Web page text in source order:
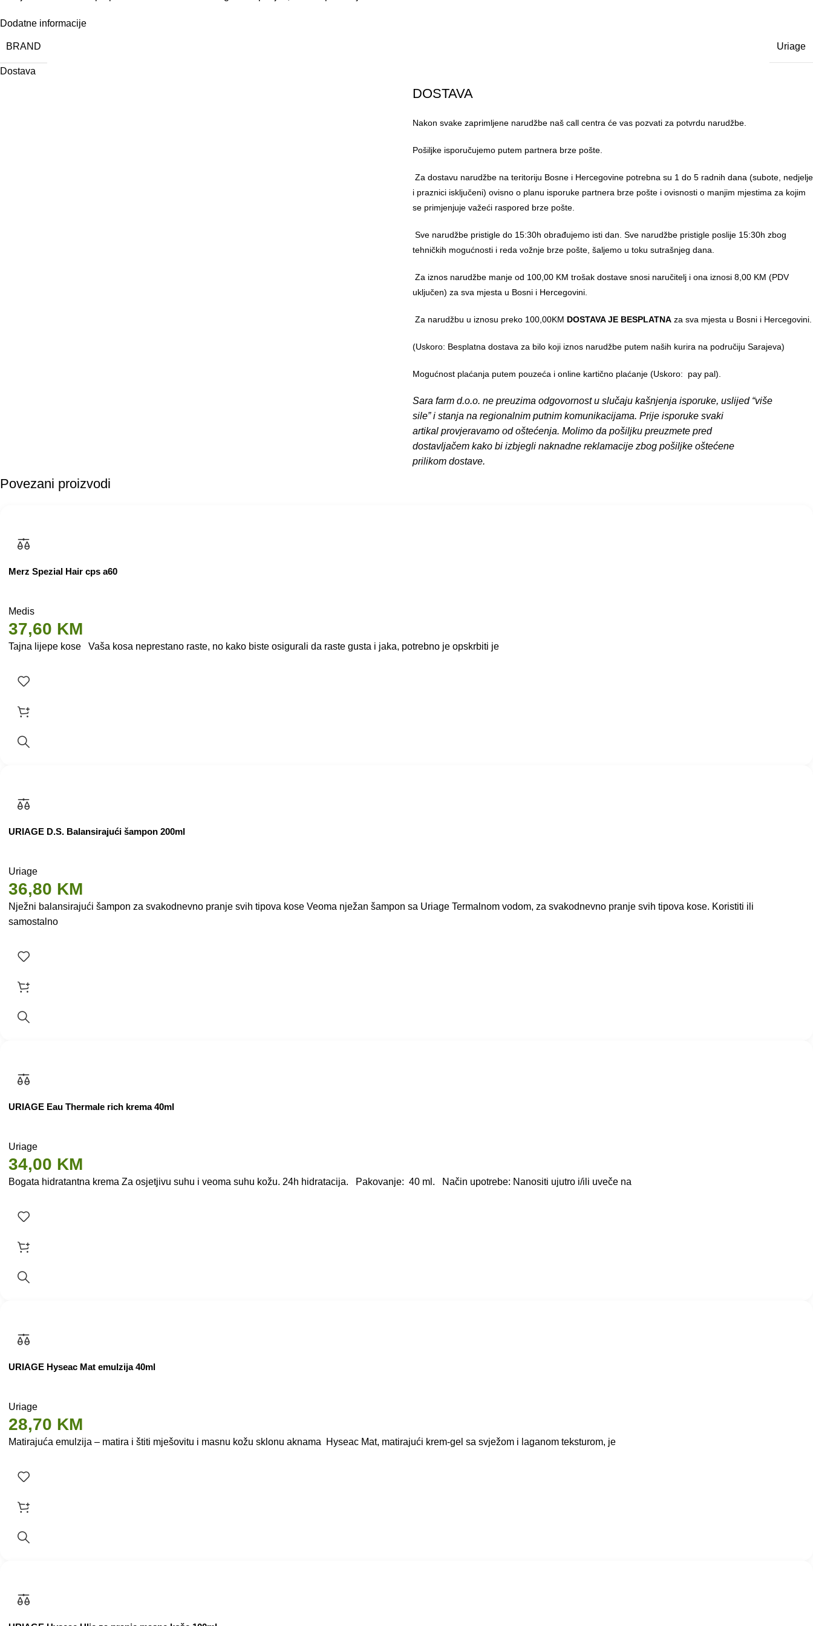
Dodatne informacije
BRAND Uriage
Dostava
DOSTAVA
Nakon svake zaprimljene narudžbe naš call centra će vas pozvati za potvrdu narudžbe.
Pošiljke isporučujemo putem partnera brze pošte.
Za dostavu narudžbe na teritoriju Bosne i Hercegovine potrebna su 1 do 5 radnih dana (subote, nedjelje
i praznici isključeni) ovisno o planu isporuke partnera brze pošte i ovisnosti o manjim mjestima za kojim
se primjenjuje važeći raspored brze pošte.
Sve narudžbe pristigle do 15:30h obrađujemo isti dan. Sve narudžbe pristigle poslije 15:30h zbog
tehničkih mogućnosti i reda vožnje brze pošte, šaljemo u toku sutrašnjeg dana.
Za iznos narudžbe manje od 100,00 KM trošak dostave snosi naručitelj i ona iznosi 8,00 KM (PDV
uključen) za sva mjesta u Bosni i Hercegovini.
Za narudžbu u iznosu preko 100,00KM DOSTAVA JE BESPLATNA za sva mjesta u Bosni i Hercegovini.
(Uskoro: Besplatna dostava za bilo koji iznos narudžbe putem naših kurira na područiju Sarajeva)
Mogućnost plaćanja putem pouzeća i online kartično plaćanje (Uskoro: pay pal).
Sara farm d.o.o. ne preuzima odgovornost u slučaju kašnjenja isporuke, uslijed “više
sile” i stanja na regionalnim putnim komunikacijama. Prije isporuke svaki
artikal provjeravamo od oštećenja. Molimo da pošiljku preuzmete pred
dostavljačem kako bi izbjegli naknadne reklamacije zbog pošiljke oštećene
prilikom dostave.
Povezani proizvodi
Merz Spezial Hair cps a60
Medis
37,60 KM
Tajna lijepe kose Vaša kosa neprestano raste, no kako biste osigurali da raste gusta i jaka, potrebno je opskrbiti je
URIAGE D.S. Balansirajući šampon 200ml
Uriage
36,80 KM
Nježni balansirajući šampon za svakodnevno pranje svih tipova kose Veoma nježan šampon sa Uriage Termalnom vodom, za svakodnevno pranje svih tipova kose. Koristiti ili
samostalno
URIAGE Eau Thermale rich krema 40ml
Uriage
34,00 KM
Bogata hidratantna krema Za osjetjivu suhu i veoma suhu kožu. 24h hidratacija. Pakovanje: 40 ml. Način upotrebe: Nanositi ujutro i/ili uveče na
URIAGE Hyseac Mat emulzija 40ml
Uriage
28,70 KM
Matirajuća emulzija – matira i štiti mješovitu i masnu kožu sklonu aknama Hyseac Mat, matirajući krem-gel sa svježom i laganom teksturom, je